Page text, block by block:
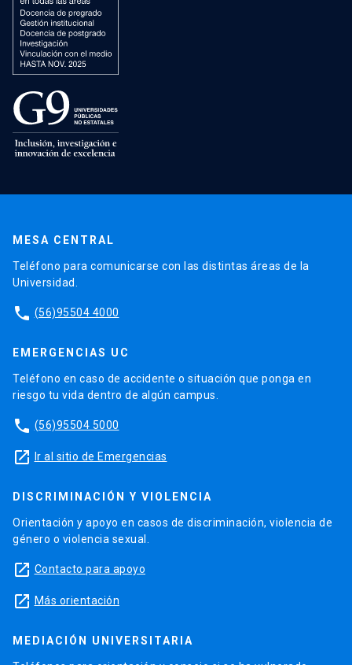
MESA CENTRAL
Teléfono para comunicarse con las distintas áreas de la
Universidad.
phone (56)95504 4000
EMERGENCIAS UC
Teléfono en caso de accidente o situación que ponga en
riesgo tu vida dentro de algún campus.
phone (56)95504 5000
launch Ir al sitio de Emergencias
DISCRIMINACIÓN Y VIOLENCIA
Orientación y apoyo en casos de discriminación, violencia de
género o violencia sexual.
launch Contacto para apoyo
launch Más orientación
MEDIACIÓN UNIVERSITARIA